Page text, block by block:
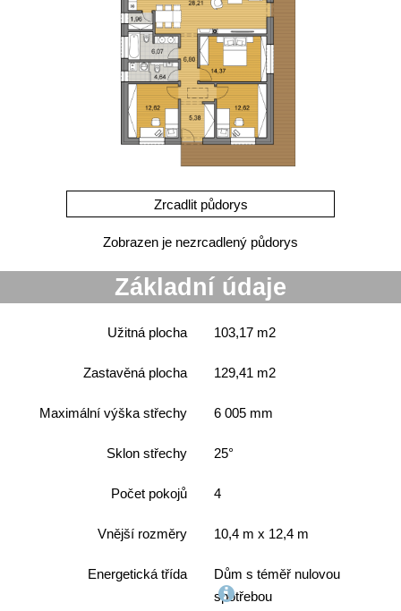
Zobrazen je nezrcadlený půdorys
Základní údaje
Užitná plocha 103,17 m2
Zastavěná plocha 129,41 m2
Maximální výška střechy 6 005 mm
Sklon střechy 25°
Počet pokojů 4
Vnější rozměry 10,4 m x 12,4 m
Energetická třída
Dům s téměř nulovou
spotřebou